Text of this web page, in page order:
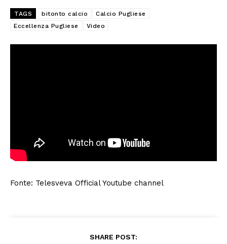
TAGS bitonto calcio
Calcio Pugliese
Eccellenza Pugliese
Video
Fonte: Telesveva Official Youtube channel
SHARE POST: